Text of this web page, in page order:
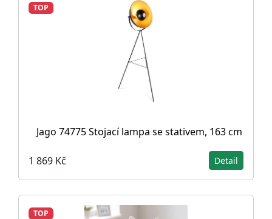
TOP
Jago 74775 Stojací lampa se stativem, 163 cm
1 869 Kč Detail
TOP